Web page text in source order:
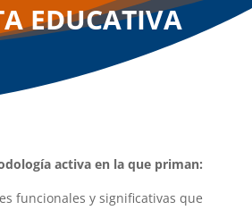
EDUCATIVA
activa en la que priman:
funcionales y significativas que